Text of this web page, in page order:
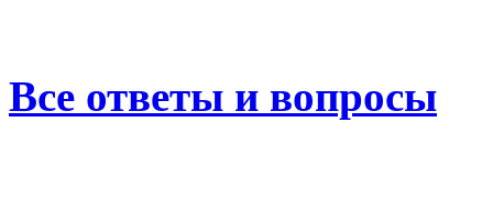
Все ответы и вопросы